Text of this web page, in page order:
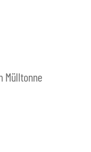
Mülltonne